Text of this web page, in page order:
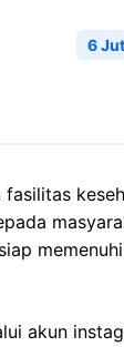
6
fasilitas
akun